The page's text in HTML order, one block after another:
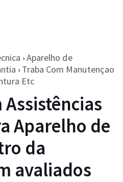
› Aparelho de
› Traba Com Manutençao
Etc
Assistências
Aparelho de
da
avaliados